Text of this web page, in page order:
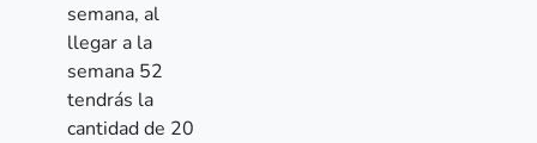
semana, al
llegar a la
semana 52
tendrás la
cantidad de 20